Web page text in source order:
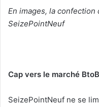
En images, la
SeizePointNeuf
Cap vers le marché BtoB
SeizePointNeuf ne se